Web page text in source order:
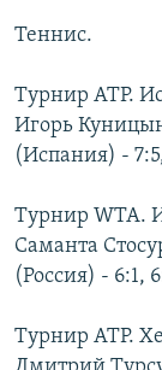
Вернутся
поиску
СЕВЕР.РЕАЛИИ
РАСПИСАНИЕ
СОЦИАЛЬНЫЕ СЕТИ
Теннис.
Турнир ATP.
Игорь
(Испания) -
Турнир WTA.
Саманта
(Россия) - 6:1,
Турнир ATP.